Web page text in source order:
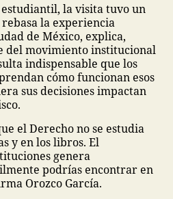
la visita tuvo un
la experiencia
de México, explica,
del movimiento institucional
indispensable que los
cómo funcionan esos
sus decisiones impactan
el Derecho no se estudia
y en los libros. El
genera
podrías encontrar en
Orozco García.